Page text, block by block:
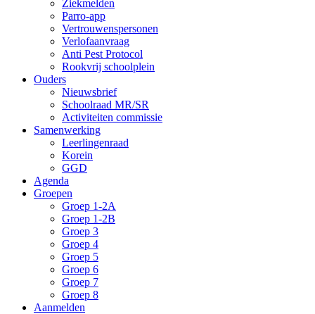
Ziekmelden
Parro-app
Vertrouwenspersonen
Verlofaanvraag
Anti Pest Protocol
Rookvrij schoolplein
Ouders
Nieuwsbrief
Schoolraad MR/SR
Activiteiten commissie
Samenwerking
Leerlingenraad
Korein
GGD
Agenda
Groepen
Groep 1-2A
Groep 1-2B
Groep 3
Groep 4
Groep 5
Groep 6
Groep 7
Groep 8
Aanmelden